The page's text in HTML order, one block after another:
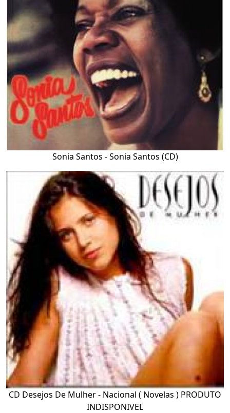
Sonia Santos - Sonia Santos (CD)
CD Desejos De Mulher - Nacional ( Novelas ) PRODUTO
INDISPONIVEL